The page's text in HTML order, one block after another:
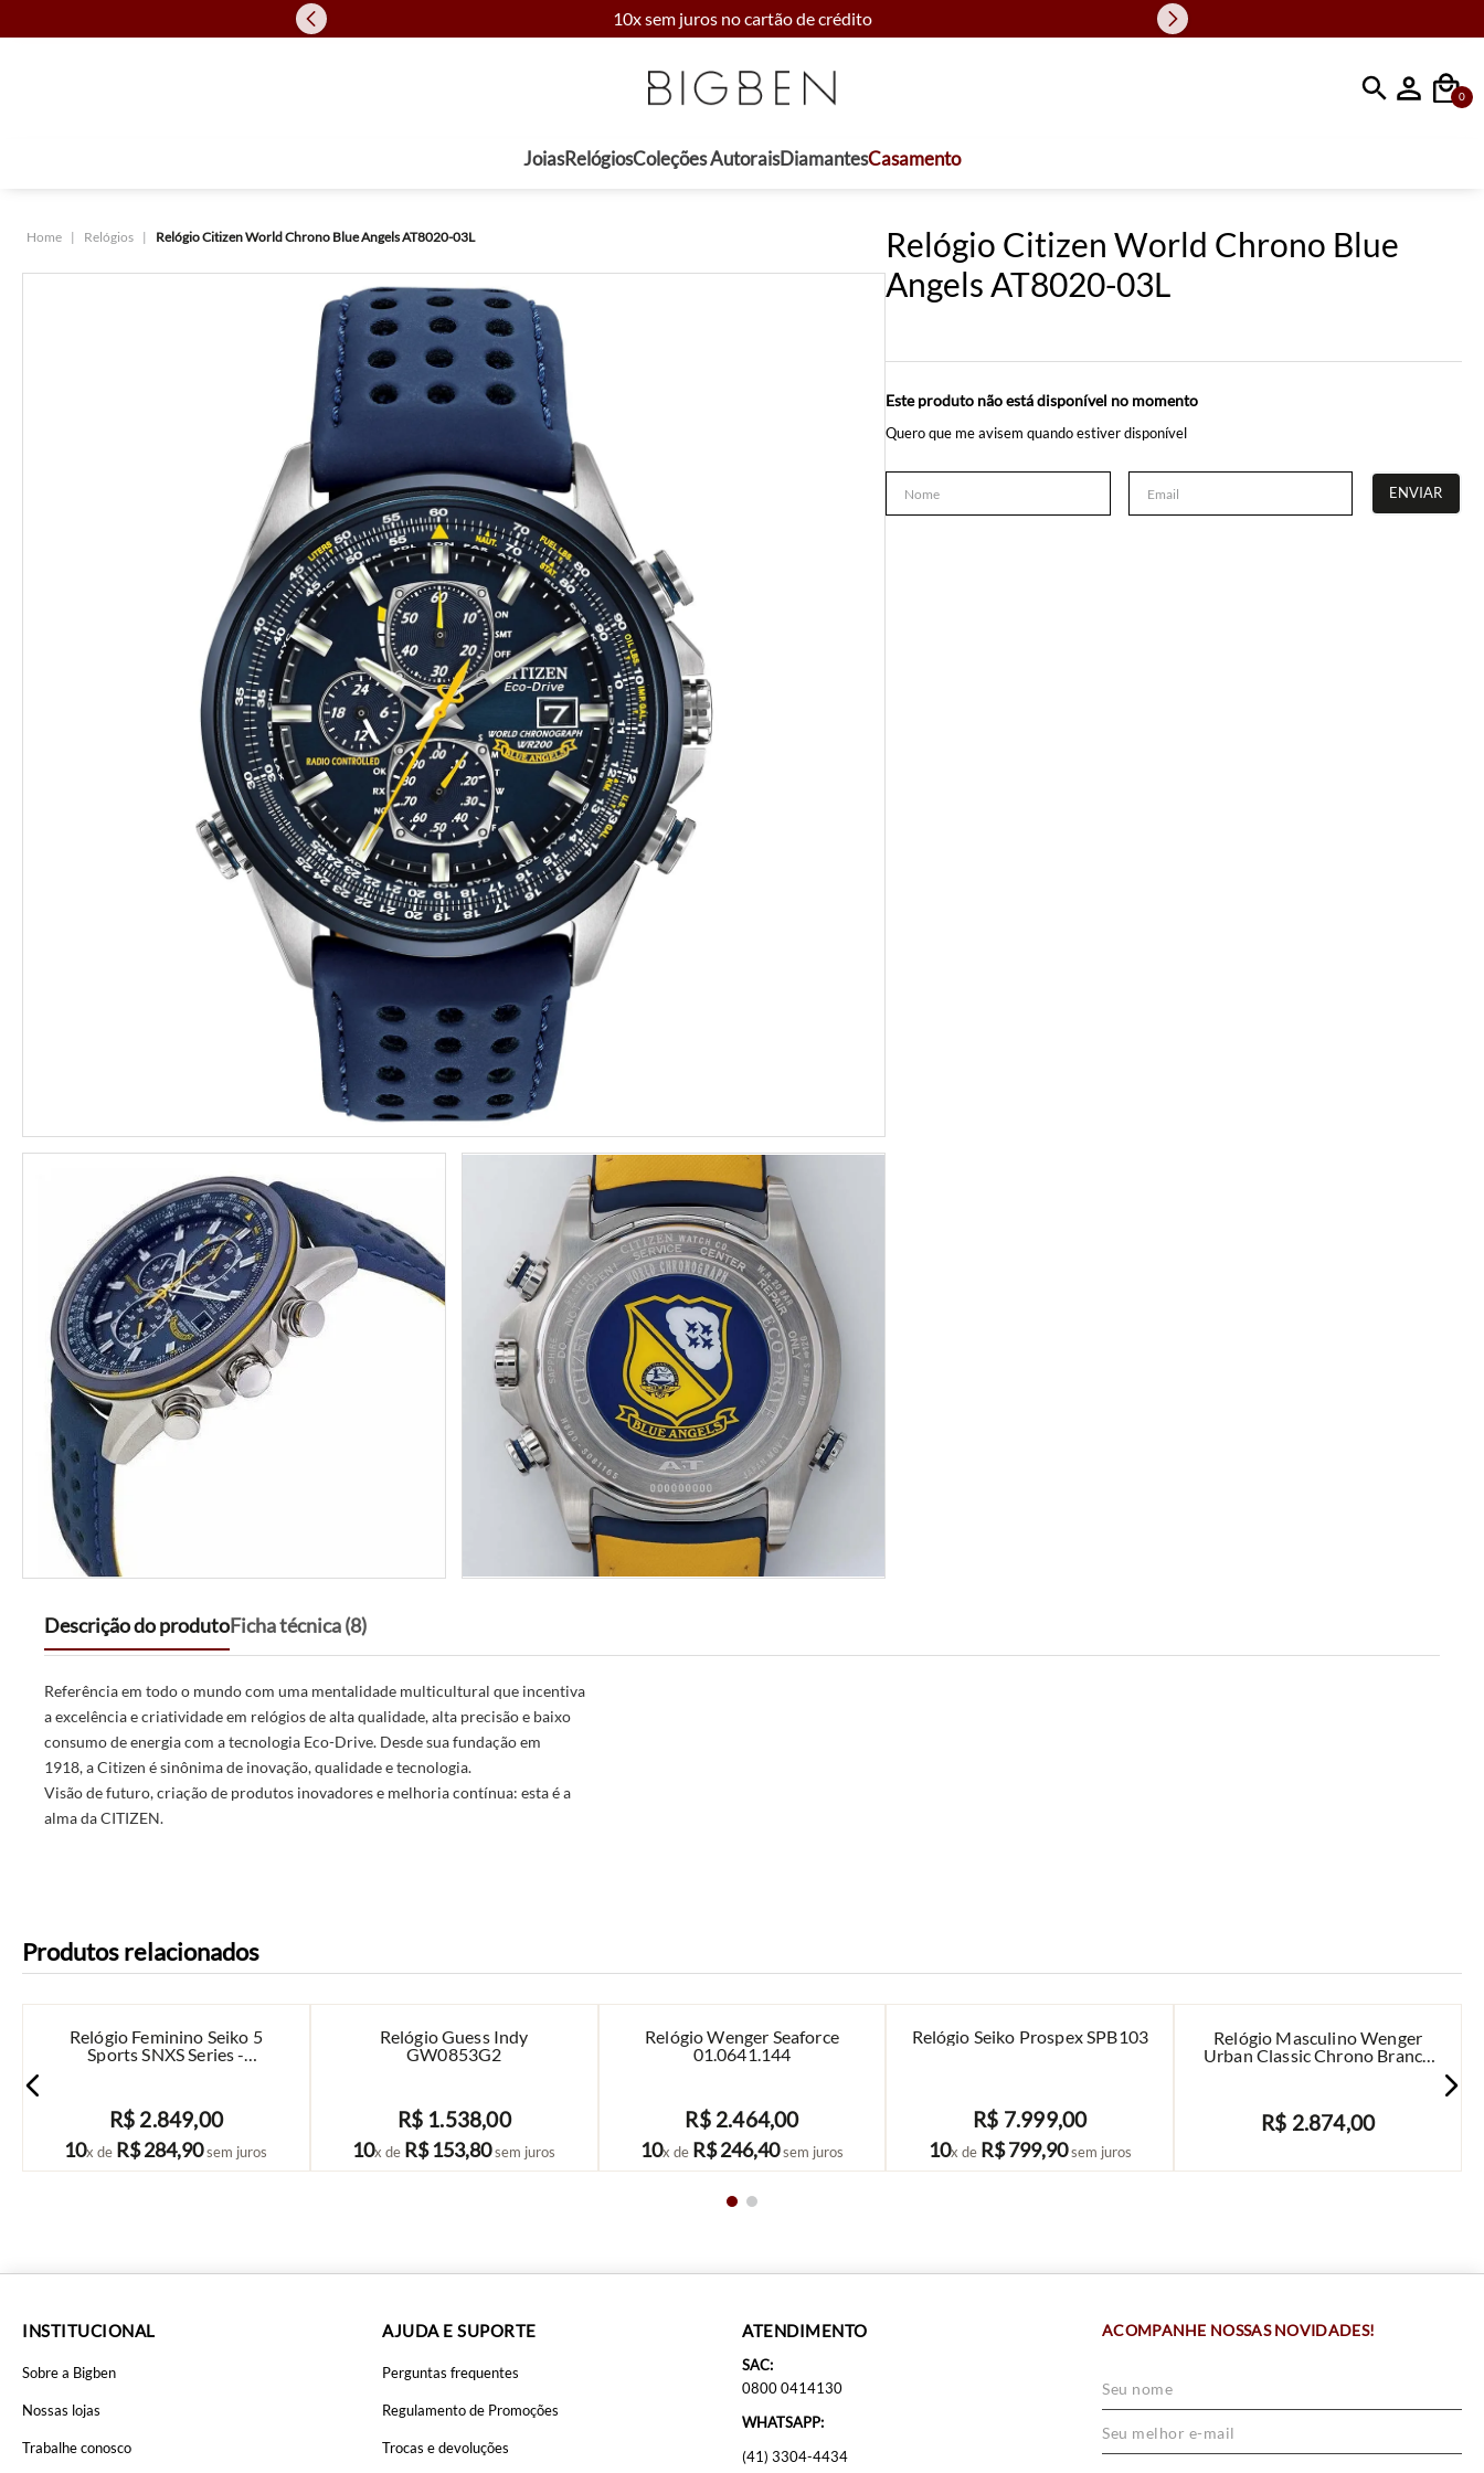
10x sem juros no cartão de crédito
Faça sua busca
0
JoiasRelógiosColeções AutoraisDiamantesCasamento
Relógios Relógio Citizen World Chrono Blue Angels AT8020-03L
Relógio Citizen World Chrono Blue
Angels AT8020-03L
Este produto não está disponível no momento
Quero que me avisem quando estiver disponível
ENVIAR
Descrição do produtoFicha técnica (8)
Referência em todo o mundo com uma mentalidade multicultural que incentiva
a excelência e criatividade em relógios de alta qualidade, alta precisão e baixo
consumo de energia com a tecnologia Eco-Drive. Desde sua fundação em
1918, a Citizen é sinônima de inovação, qualidade e tecnologia.
Visão de futuro, criação de produtos inovadores e melhoria contínua: esta é a
alma da CITIZEN.
Produtos relacionados
Relógio Feminino Seiko 5
Sports SNXS Series -
R$ 2.849,00
10x de R$284,90sem juros
COMPRAR
Relógio Guess Indy
GW0853G2
R$ 1.538,00
10x de R$ 153,80sem juros
COMPRAR
Relógio Wenger Seaforce
01.0641.144
R$ 2.464,00
10x de R$246,40sem juros
COMPRAR
Relógio Seiko Prospex SPB103
R$ 7.999,00
10x de R$799,90sem juros
COMPRAR
Relógio Masculino Wenger
Urban Classic Chrono Branco
R$ 2.874,00
AVISE-ME
INSTITUCIONAL
Sobre a Bigben
Nossas lojas
Trabalhe conosco
AJUDA E SUPORTE
Perguntas frequentes
Regulamento de Promoções
Trocas e devoluções
ATENDIMENTO
SAC:
0800 0414130
WHATSAPP:
(41) 3304-4434
ACOMPANHE NOSSAS NOVIDADES!